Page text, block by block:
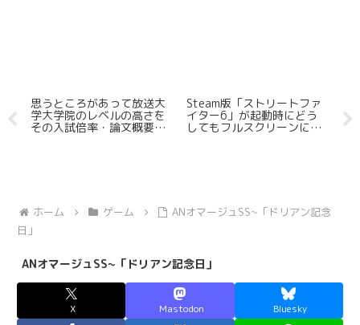
リートファ
動時にどう
リーンにな
Steamゲームレビュー
「Witchfire」
Steamで注目すべき
ティクスオウガ」や
イアーエムブレム」
ホーム ゲーム
ANオマージュSS~「ドリアン記念
日」
ANオマージュSS~「ドリアン記念日」
X Mastodon Bluesky